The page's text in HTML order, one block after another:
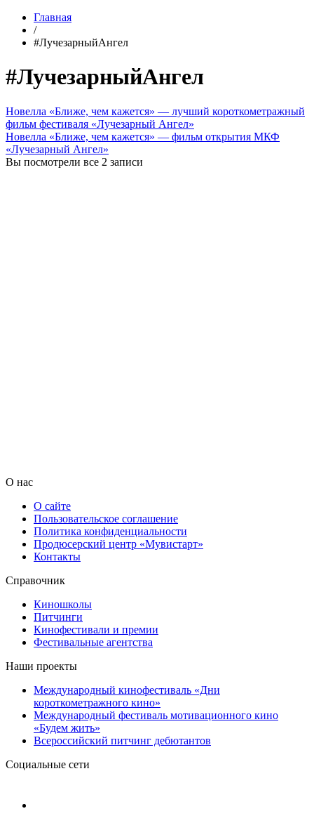
Главная
/
#ЛучезарныйАнгел
#ЛучезарныйАнгел
Новелла «Ближе, чем кажется» — лучший короткометражный
фильм фестиваля «Лучезарный Ангел»
Новелла «Ближе, чем кажется» — фильм открытия МКФ
«Лучезарный Ангел»
Вы посмотрели все 2 записи
О нас
О сайте
Пользовательское соглашение
Политика конфиденциальности
Продюсерский центр «Мувистарт»
Контакты
Справочник
Киношколы
Питчинги
Кинофестивали и премии
Фестивальные агентства
Наши проекты
Международный кинофестиваль «Дни
короткометражного кино»
Международный фестиваль мотивационного кино
«Будем жить»
Всероссийский питчинг дебютантов
Социальные сети